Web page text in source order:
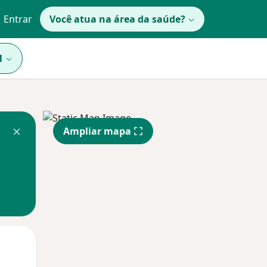
Entrar Você atua na área da saúde?
Ampliar mapa